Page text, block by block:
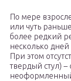
По мере
или чуть
более редкий
несколько
При этом
твердый стул)